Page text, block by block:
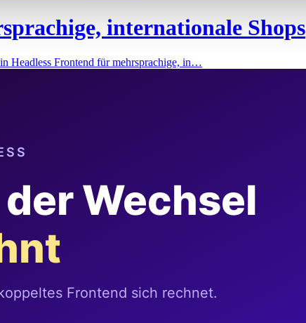
internationale Shops
Headless Frontend für mehrsprachige, in…